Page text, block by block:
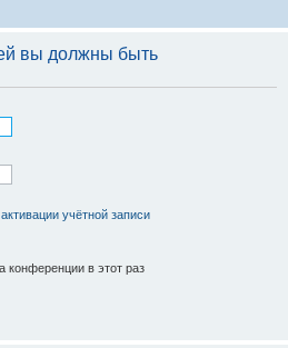
вы должны быть
учётной записи
конференции в этот раз